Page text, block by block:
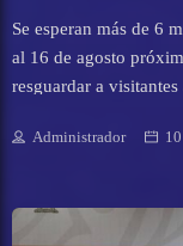
Política
Se esperan más de 6
al 16 de agosto
resguardar a
conjunto con la
Administrador